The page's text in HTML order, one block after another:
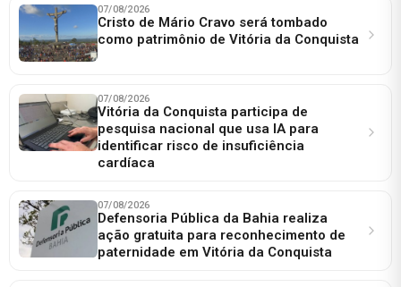
07/08/2026
Cristo de Mário Cravo será tombado
como patrimônio de Vitória da Conquista
07/08/2026
Vitória da Conquista participa de
pesquisa nacional que usa IA para
identificar risco de insuficiência
cardíaca
07/08/2026
Defensoria Pública da Bahia realiza
ação gratuita para reconhecimento de
paternidade em Vitória da Conquista